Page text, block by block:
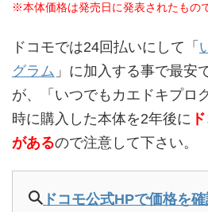
※本体価格は発売日に発表されたもの
ドコモでは24回払いにして「
グラム 」に加入する事で最安
が、「いつでもカエドキプロ
時に購入した本体を2年後に
があるので注意して下さい。
ドコモ公式HPで価格を